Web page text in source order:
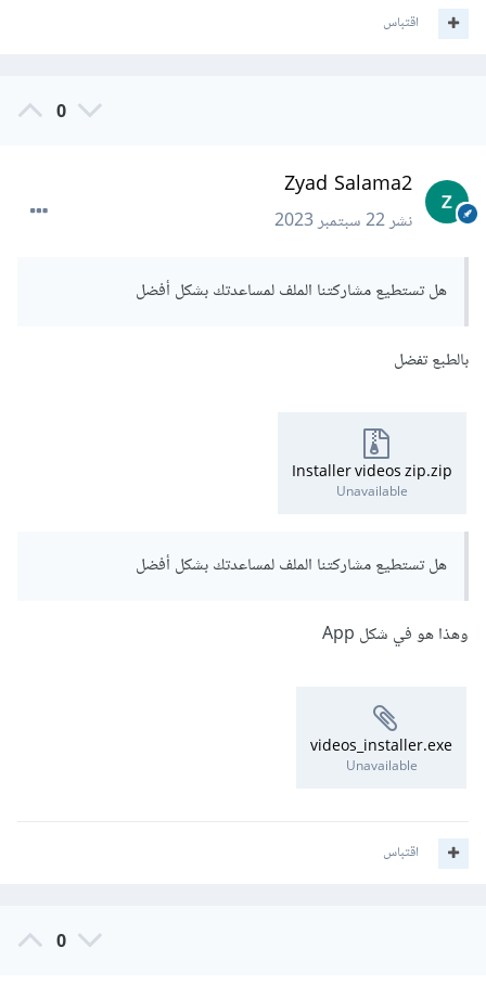
اقتباس
0
Zyad Salama2
نشر22 سبتمبر 2023
هل تستطيع مشاركتنا الملف لمساعدتك بشكل أفضل
بالطبع تفضل
Installer videos zip.zip
Unavailable
هل تستطيع مشاركتنا الملف لمساعدتك بشكل أفضل
وهذا هو في شكل App
videos_installer.exe
Unavailable
اقتباس
0